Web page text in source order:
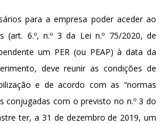
para a empresa poder aceder ao
(art. 6.º, n.º 3 da Lei n.º 75/2020, de
um PER (ou PEAP) à data da
deve reunir as condições de
e de acordo com as “normas
conjugadas com o previsto no n.º 3 do
ter, a 31 de dezembro de 2019, um